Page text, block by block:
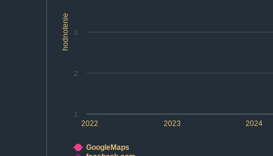
hodnotenie
2022 2023 2024
1
2
3
GoogleMaps